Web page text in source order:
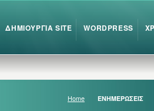
ΔΗΜΙΟΥΡΓΙΑ SITE WORDPRESS
Home ΕΝΗΜΕΡΩΣΕΙΣ